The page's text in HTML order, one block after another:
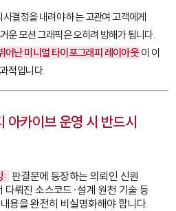
결정을 내려야 하는 고관여 고객에게
운 모션 그래픽은 오히려 방해가 됩니다.
어난 미니멀 타이포그래피 레이아웃 이 이
적입니다.
아카이브 운영 시 반드시
: 판결문에 등장하는 의뢰인 신원
다뤄진 소스코드·설계 원천 기술 등
용을 완전히 비실명화해야 합니다.